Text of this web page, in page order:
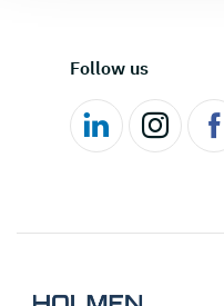
Follow us